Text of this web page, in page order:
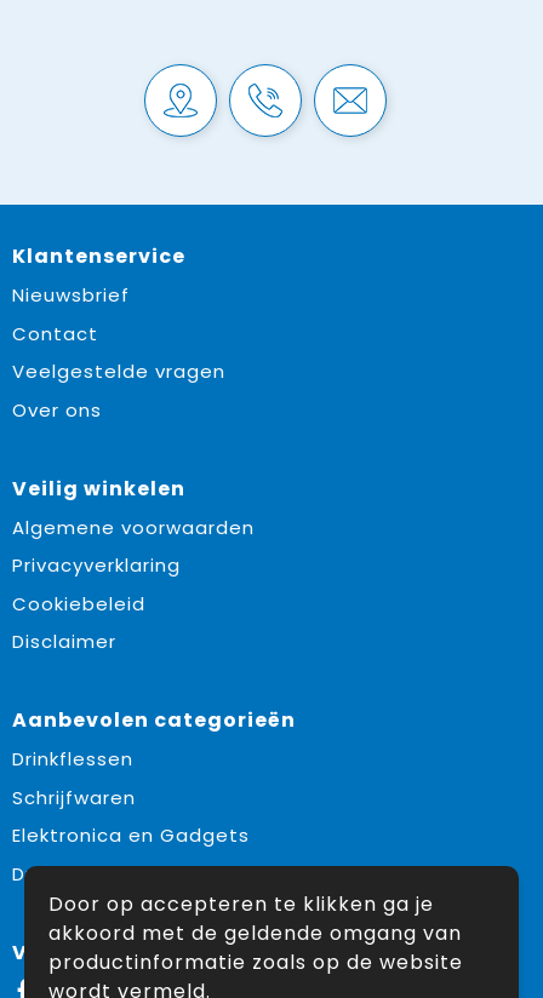
Klantenservice
Nieuwsbrief
Contact
Veelgestelde vragen
Over ons
Veilig winkelen
Algemene voorwaarden
Privacyverklaring
Cookiebeleid
Disclaimer
Aanbevolen categorieën
Drinkflessen
Schrijfwaren
Elektronica en Gadgets
Draagtassen
Volg ons op:
Facebook
Door op accepteren te klikken ga je
akkoord met de geldende omgang van
productinformatie zoals op de website
wordt vermeld.